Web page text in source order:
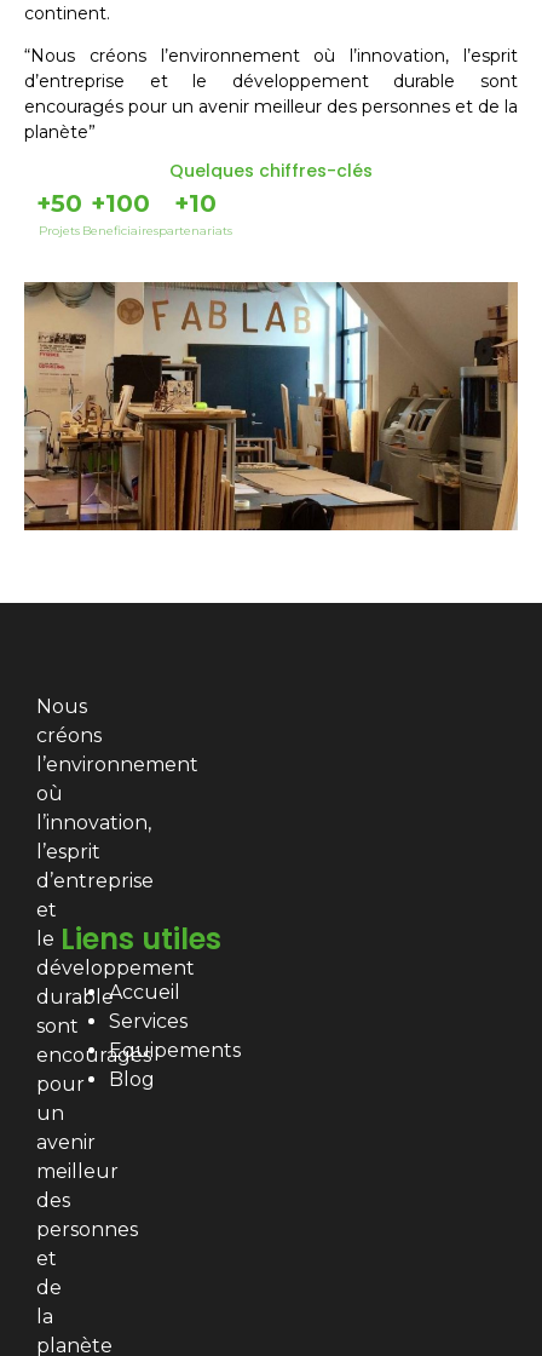
continent.
“Nous créons l’environnement où l’innovation, l’esprit
d’entreprise et le développement durable sont
encouragés pour un avenir meilleur des personnes et de la
planète”
Quelques chiffres-clés
Projets
+50
Beneficiaires
+100
partenariats
+10
Nous
créons
l’environnement
où
l’innovation,
l’esprit
d’entreprise
et
le
développement
durable
sont
encouragés
pour
un
avenir
meilleur
des
personnes
et
de
la
planète
Liens utiles
Accueil
Services
Equipements
Blog